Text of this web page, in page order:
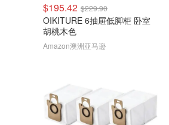
$195.42 $229.90
OIKITURE 6抽屉低脚柜 卧室
胡桃木色
Amazon澳洲亚马逊